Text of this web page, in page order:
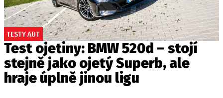
TESTY AUT
Test ojetiny: BMW 520d – stojí
stejně jako ojetý Superb, ale
hraje úplně jinou ligu